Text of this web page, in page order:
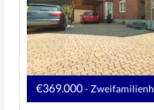
€369.000-